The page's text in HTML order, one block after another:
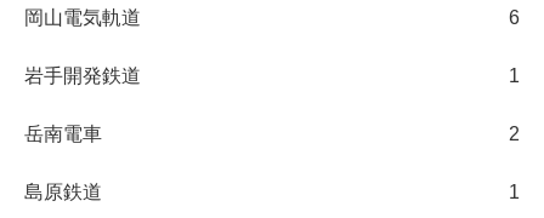
岡山電気軌道 6
岩手開発鉄道 1
岳南電車 2
島原鉄道 1